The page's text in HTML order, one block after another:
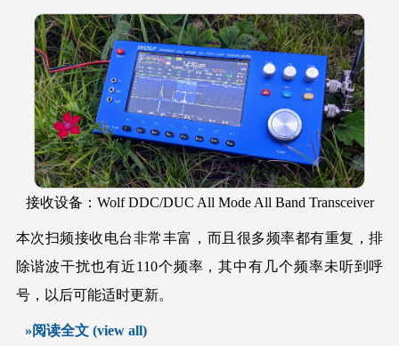
接收设备：Wolf DDC/DUC All Mode All Band Transceiver
本次扫频接收电台非常丰富，而且很多频率都有重复，排
除谐波干扰也有近110个频率，其中有几个频率未听到呼
号，以后可能适时更新。
»阅读全文 (view all)